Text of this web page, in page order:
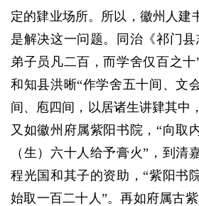
定的肄业场所。所以，徽州人建
是解决这一问题。同治《祁门
弟子员凡二百，而学舍仅百之
和知县洪晰“作学舍五十间、文
间、庖四间，以居诸生讲肄其中
又如徽州府属紫阳书院，“向取
（生）六十人给予膏火”，到清
程光国和其子的资助，“紫阳书
始取一百二十人”。再如府属古